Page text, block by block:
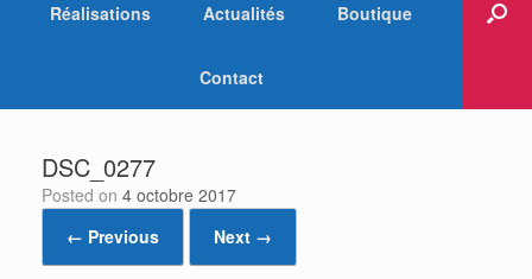
Réalisations Actualités Boutique
Contact
DSC_0277
Posted on 4 octobre 2017
← Previous
Next →